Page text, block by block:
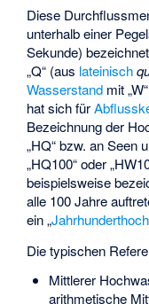
Diese
unterhalb einer
Sekunde)
„Q“ (aus lateinisch
Wasserstand mit
hat sich für
Bezeichnung der
„HQ“ bzw. an Seen
„HQ100“ oder
beispielsweise
alle 100 Jahre
ein „
Die typischen
Mittlerer
arithmetische